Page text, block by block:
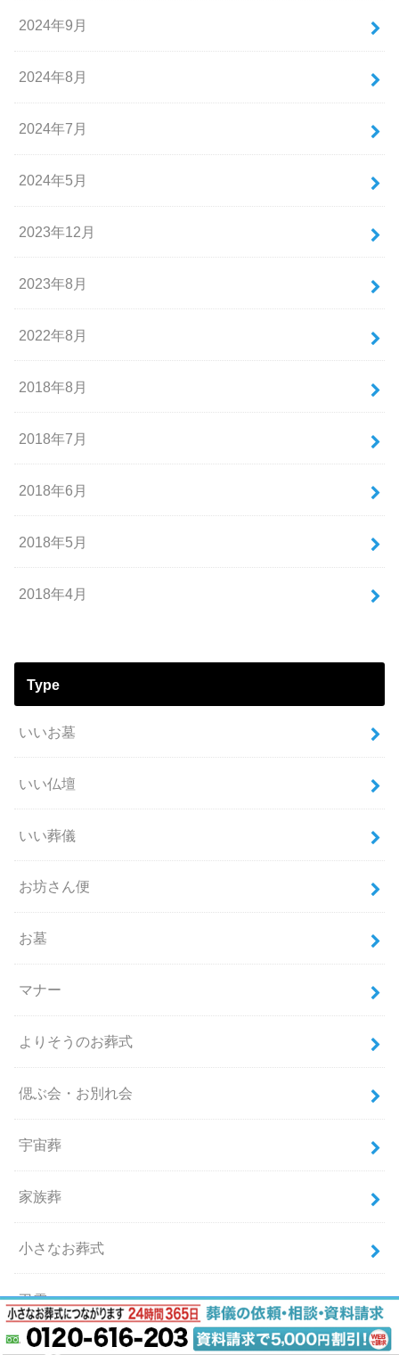
2024年9月
2024年8月
2024年7月
2024年5月
2023年12月
2023年8月
2022年8月
2018年8月
2018年7月
2018年6月
2018年5月
2018年4月
Type
いいお墓
いい仏壇
いい葬儀
お坊さん便
お墓
マナー
よりそうのお葬式
偲ぶ会・お別れ会
宇宙葬
家族葬
小さなお葬式
弔電
散骨